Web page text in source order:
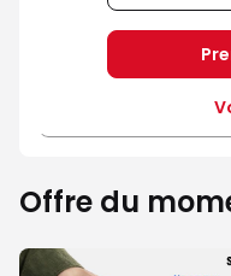
Offre du